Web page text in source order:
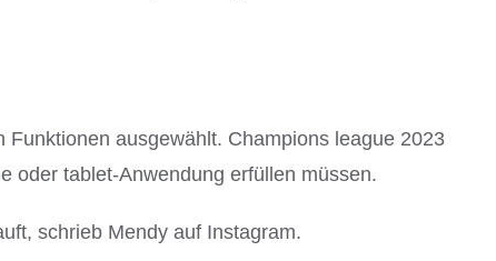
ausgewählt. Champions league 2023
oder tablet-Anwendung erfüllen müssen.
schrieb Mendy auf Instagram.